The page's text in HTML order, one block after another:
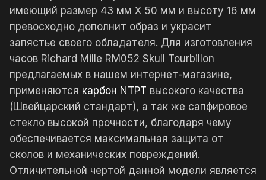
имеющий размер 43 мм X 50 мм и высоту 16 мм
превосходно дополнит образ и украсит
запястье своего обладателя. Для изготовления
часов Richard Mille RM052 Skull Tourbillon
предлагаемых в нашем интернет-магазине,
применяются карбон NTPT высокого качества
(Швейцарский стандарт), а так же сапфировое
стекло высокой прочности, благодаря чему
обеспечивается максимальная защита от
сколов и механических повреждений.
Отличительной чертой данной модели является